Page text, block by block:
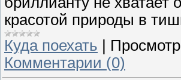
красотой природы в
Куда поехать
Комментарии (0)